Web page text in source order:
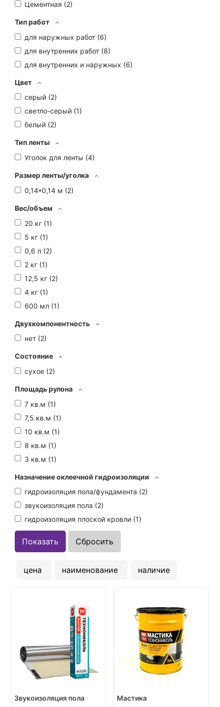
Цементная (2)
Тип работ
для наружных работ (6)
для внутренних работ (8)
для внутренних и наружных (6)
Цвет
серый (2)
светло-серый (1)
белый (2)
Тип ленты
Уголок для ленты (4)
Размер ленты/уголка
0,14*0,14 м (2)
Вес/объем
20 кг (1)
5 кг (1)
0,6 л (2)
2 кг (1)
12,5 кг (2)
4 кг (1)
600 мл (1)
Двухкомпонентность
нет (2)
Состояние
сухое (2)
Площадь рулона
7 кв.м (1)
7,5 кв.м (1)
10 кв.м (1)
8 кв.м (1)
3 кв.м (1)
Назначение оклеечной гидроизоляции
гидроизоляция пола/фундамента (2)
звукоизоляция пола (2)
гидроизоляция плоской кровли (1)
цена наименование наличие
Звукоизоляция пола
Мастика